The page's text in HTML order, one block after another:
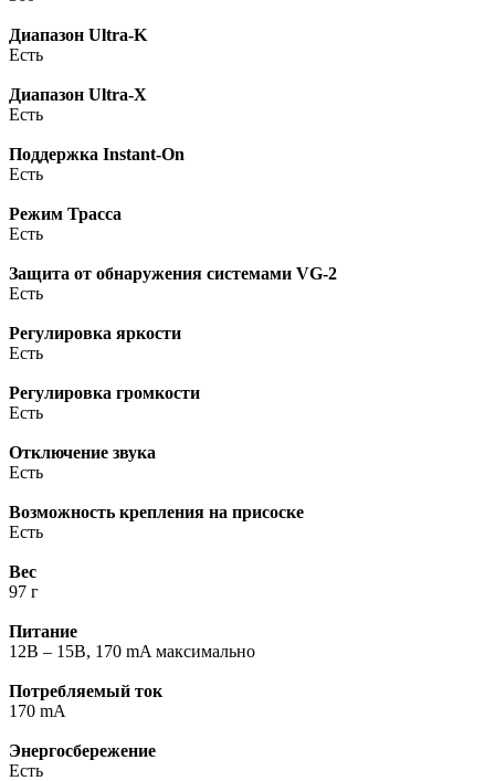
Диапазон Ultra-K
Есть
Диапазон Ultra-X
Есть
Поддержка Instant-On
Есть
Режим Трасса
Есть
Защита от обнаружения системами VG-2
Есть
Регулировка яркости
Есть
Регулировка громкости
Есть
Отключение звука
Есть
Возможность крепления на присоске
Есть
Вес
97 г
Питание
12В – 15В, 170 mA максимально
Потребляемый ток
170 mA
Энергосбережение
Есть